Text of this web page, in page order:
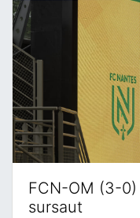
FCN-OM (3-
sursaut